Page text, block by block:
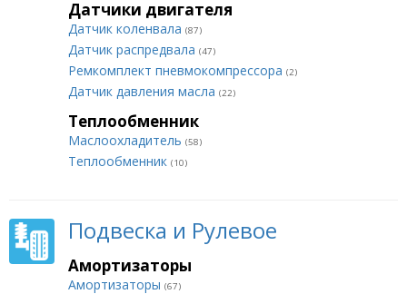
Датчики двигателя
Датчик коленвала (87)
Датчик распредвала (47)
Ремкомплект пневмокомпрессора (2)
Датчик давления масла (22)
Теплообменник
Маслоохладитель (58)
Теплообменник (10)
Подвеска и Рулевое
Амортизаторы
Амортизаторы (67)